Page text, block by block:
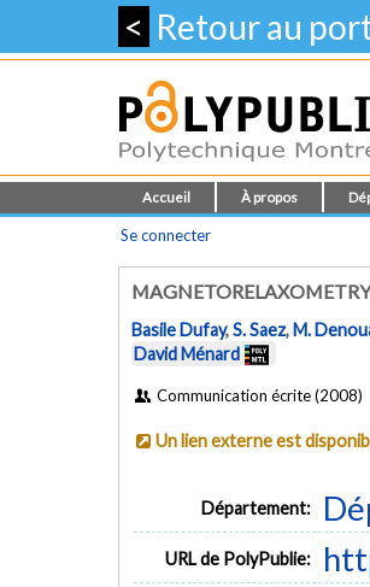
< Retour au
Accueil À propos
Se connecter
Basile Dufay,S. Saez,M.
David Ménard
Communication écrite (2008)
Un lien externe est
Département:
URL de PolyPublie: